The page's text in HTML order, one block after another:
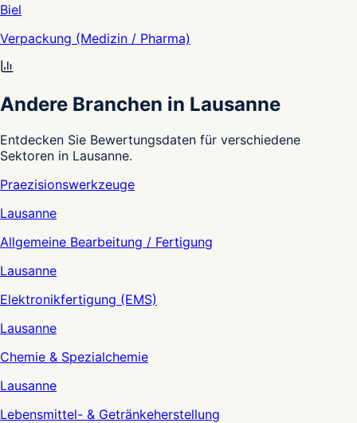
Biel
Verpackung (Medizin / Pharma)
Andere Branchen in Lausanne
Entdecken Sie Bewertungsdaten für verschiedene
Sektoren in Lausanne.
Praezisionswerkzeuge
Lausanne
Allgemeine Bearbeitung / Fertigung
Lausanne
Elektronikfertigung (EMS)
Lausanne
Chemie & Spezialchemie
Lausanne
Lebensmittel- & Getränkeherstellung